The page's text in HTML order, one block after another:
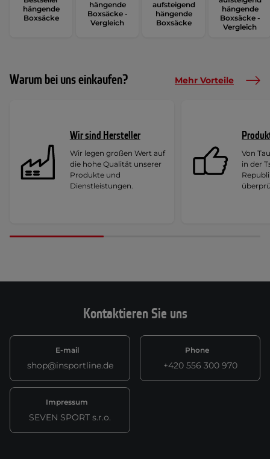
hängende
Boxsäcke
hängende
Boxsäcke -
Vergleich
aufsteigend
hängende
Boxsäcke
hängende
Boxsäcke -
Vergleich
Warum bei uns einkaufen? Mehr Vorteile
Wir sind Hersteller
Wir legen großen Wert auf
die hohe Qualität unserer
Produkte und
Dienstleistungen.
Von
in der
Kontaktieren Sie uns
E-mail
shop@insportline.de
Phone
+420 556 300 970
Impressum
SEVEN SPORT s.r.o.